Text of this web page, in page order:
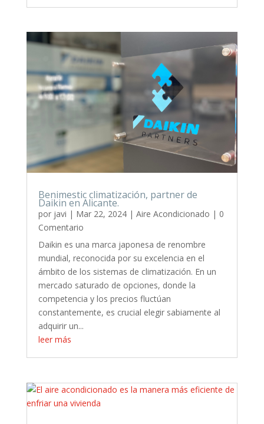
Benimestic climatización, partner de
Daikin en Alicante.
por javi | Mar 22, 2024| Aire Acondicionado | 0
Comentario
Daikin es una marca japonesa de renombre
mundial, reconocida por su excelencia en el
ámbito de los sistemas de climatización. En un
mercado saturado de opciones, donde la
competencia y los precios fluctúan
constantemente, es crucial elegir sabiamente al
adquirir un...
leer más